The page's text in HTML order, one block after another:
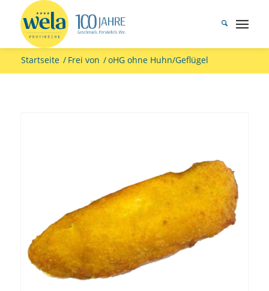
Startseite / Frei von /oHG ohne Huhn/Geflügel